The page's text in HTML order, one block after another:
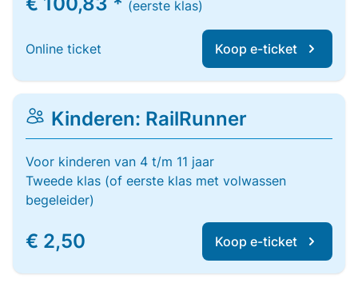
(eerste klas)
Online ticket Koop e-ticket
Kinderen: RailRunner
Voor kinderen van 4 t/m 11 jaar
Tweede klas (of eerste klas met volwassen
begeleider)
€ 2,50 Koop e-ticket